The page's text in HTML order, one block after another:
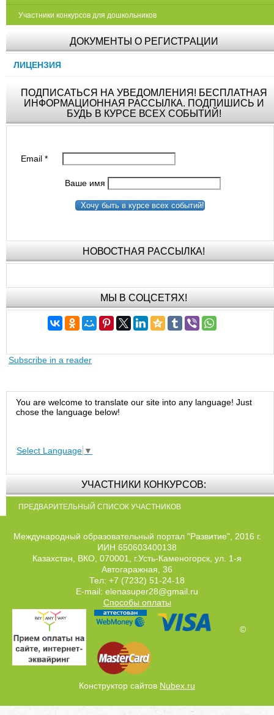
Участники конкурсов для дошкольников
ДОКУМЕНТЫ О РЕГИСТРАЦИИ
ЛИЦЕНЗИЯ
ПОДПИСАТЬСЯ НА УВЕДОМЛЕНИЯ! БЕСПЛАТНАЯ
ИНФОРМАЦИОННАЯ РАССЫЛКА. ПОДПИШИСЬ И
БУДЬ В КУРСЕ ВСЕХ СОБЫТИЙ!
Email*
Ваше имя
Хочу быть в курсе всех событий!
НОВОСТНАЯ РАССЫЛКА!
МЫ В СОЦСЕТЯХ!
Subscribe in a reader
You are welcome to translate our site into any language! Just
chose the language below!
Select Language ▼
УЧАСТНИКИ КОНКУРСОВ:
ПРЕДВАРИТЕЛЬНЫЙ СПИСОК УЧАСТНИКОВ
Международный образовательный портал "Развитие", 2016 г.
ИИН 650603400138
Казахстан, ВКО, 070001, г.Усть-Каменогорск, ул. 1-я
Автогаражная, 36
Тел: +7 (7232) 51-24-18
E-mail: elenasuper28@gmail.ru
Способы оплаты
©
Конструктор сайтов Nubex.ru